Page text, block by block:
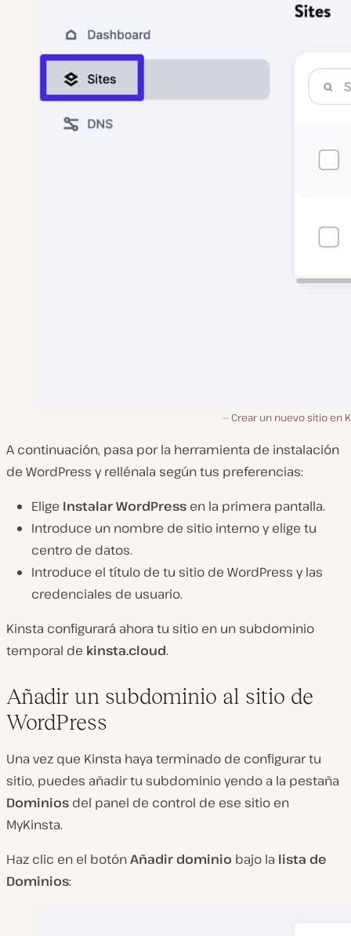
Crear un nuevo sitio en
A continuación, pasa por la herramienta de instalación
de WordPress y rellénala según tus preferencias:
Elige Instalar WordPress en la primera pantalla.
Introduce un nombre de sitio interno y elige tu
centro de datos.
Introduce el título de tu sitio de WordPress y las
credenciales de usuario.
Kinsta configurará ahora tu sitio en un subdominio
temporal de kinsta.cloud.
Añadir un subdominio al sitio de
WordPress
Una vez que Kinsta haya terminado de configurar tu
sitio, puedes añadir tu subdominio yendo a la pestaña
Dominios del panel de control de ese sitio en
MyKinsta.
Haz clic en el botónAñadir dominio bajo la lista de
Dominios: